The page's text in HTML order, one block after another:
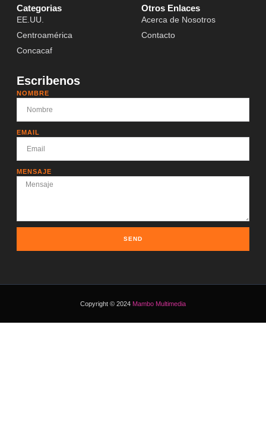
Categorias
EE.UU.
Centroamérica
Concacaf
Otros Enlaces
Acerca de Nosotros
Contacto
Escribenos
NOMBRE
EMAIL
MENSAJE
SEND
Copyright © 2024 Mambo Multimedia